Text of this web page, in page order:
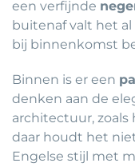
een verfijnde
buitenaf valt het
bij binnenkomst
Binnen is er een
denken aan de
architectuur, zoals
daar houdt het
Engelse stijl met